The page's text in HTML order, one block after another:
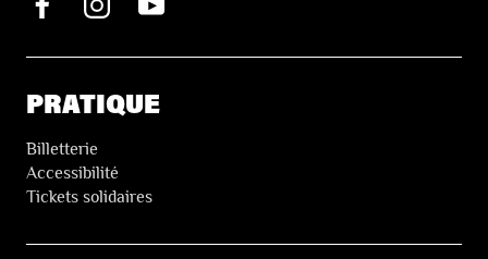
PRATIQUE
Billetterie
Accessibilité
Tickets solidaires